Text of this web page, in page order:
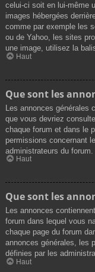
celui-ci soit en lui-même
images hébergées
comme par exemple les
ou de Yahoo, les sites
une image, utilisez la
Haut
Que sont les
Les annonces
que vous devriez
chaque forum et dans le
permissions concernant
administrateurs du forum.
Haut
Que sont les
Les annonces
forum dans lequel vous
chaque page du forum
annonces générales, les
définies par les
Haut